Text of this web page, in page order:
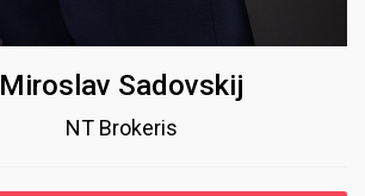
Miroslav Sadovskij
NT Brokeris